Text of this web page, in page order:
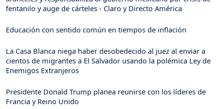
fentanilo y auge de cárteles - Claro y Directo América
Educación con sentido común en tiempos de inflación
La Casa Blanca niega haber desobedecido al juez al enviar a
cientos de migrantes a El Salvador usando la polémica Ley de
Enemigos Extranjeros
Presidente Donald Trump planea reunirse con los líderes de
Francia y Reino Unido